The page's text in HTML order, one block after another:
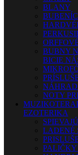
BLANY
BUBNY
BICIE
NOTY
EZOTERIKA
LADENÉ
PALIČKY